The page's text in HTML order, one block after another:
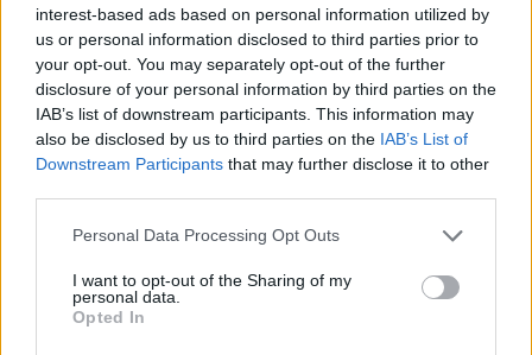
interest-based ads based on personal information utilized by
us or personal information disclosed to third parties prior to
your opt-out. You may separately opt-out of the further
disclosure of your personal information by third parties on the
IAB’s list of downstream participants. This information may
also be disclosed by us to third parties on the IAB’s List of
Downstream Participants that may further disclose it to other
Please note that this website/app uses one or more Google
not limited to your visit or usage behaviour. You may click to
grant or deny consent to Google and its third-party tags to
use your data for below specified purposes in below Google
Personal Data Processing Opt Outs
I want to opt-out of the Sharing of my
personal data.
Opted In